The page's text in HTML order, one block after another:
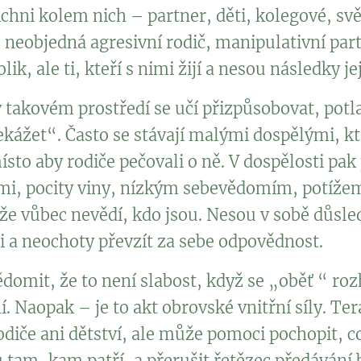
kolem nich – partner, děti, kolegové,
agresivní rodič, manipulativní
ale ti, kteří s nimi žijí a nesou následky
prostředí se učí přizpůsobovat,
Často se stávají malými dospělými,
aby rodiče pečovali o ně. V dospělosti
pocity viny, nízkým sebevědomím,
vůbec nevědí, kdo jsou. Nesou v sobě
a neochoty převzít za sebe odpovědnost.
že to není slabost, když se „oběť “
Naopak – je to akt obrovské vnitřní síly.
ani dětství, ale může pomoci pochopit,